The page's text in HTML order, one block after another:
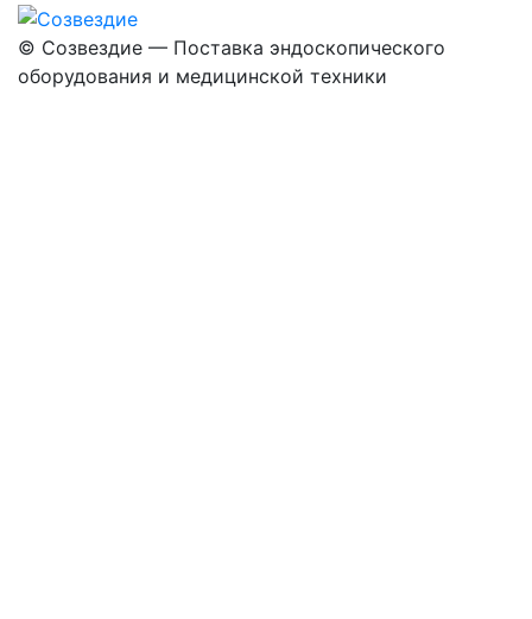
© Созвездие — Поставка эндоскопического
оборудования и медицинской техники